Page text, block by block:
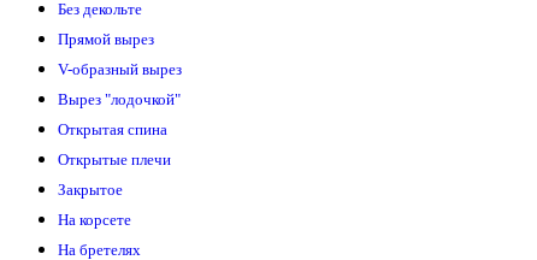
Без декольте
Прямой вырез
V-образный вырез
Вырез "лодочкой"
Открытая спина
Открытые плечи
Закрытое
На корсете
На бретелях